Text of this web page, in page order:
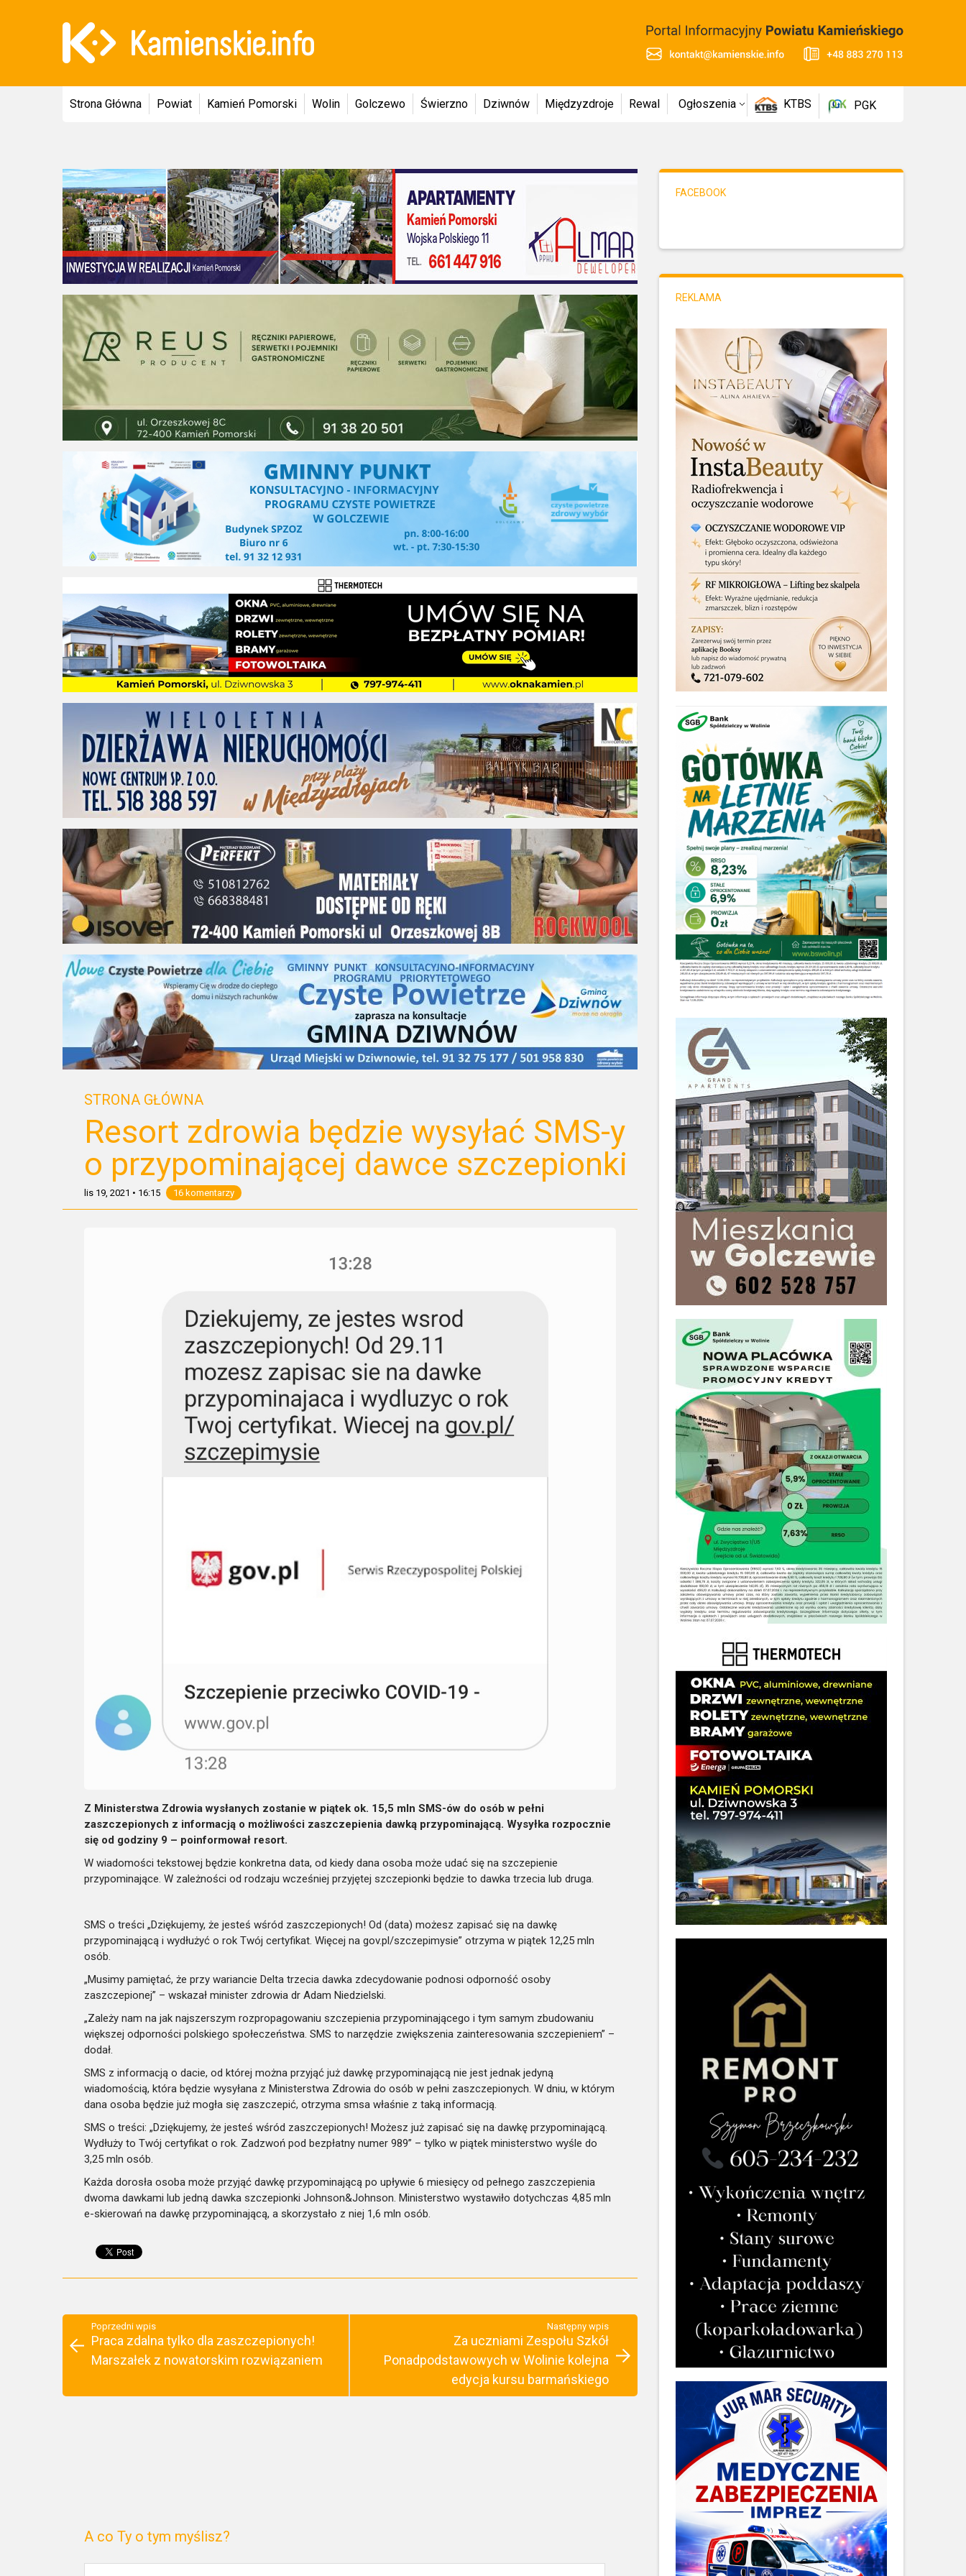
Strona Główna Powiat Kamień Pomorski Wolin Golczewo Świerzno Dziwnów Międzyzdroje Rewal Ogłoszenia KTBS PGK
STRONA GŁÓWNA
Resort zdrowia będzie wysyłać SMS-y
o przypominającej dawce szczepionki
lis 19, 2021 • 16:15 16 komentarzy
Z Ministerstwa Zdrowia wysłanych zostanie w piątek ok. 15,5 mln SMS-ów do osób w pełni
zaszczepionych z informacją o możliwości zaszczepienia dawką przypominającą. Wysyłka rozpocznie
się od godziny 9 – poinformował resort.
W wiadomości tekstowej będzie konkretna data, od kiedy dana osoba może udać się na szczepienie
przypominające. W zależności od rodzaju wcześniej przyjętej szczepionki będzie to dawka trzecia lub druga.
SMS o treści „Dziękujemy, że jesteś wśród zaszczepionych! Od (data) możesz zapisać się na dawkę
przypominającą i wydłużyć o rok Twój certyfikat. Więcej na gov.pl/szczepimysie” otrzyma w piątek 12,25 mln
osób.
„Musimy pamiętać, że przy wariancie Delta trzecia dawka zdecydowanie podnosi odporność osoby
zaszczepionej” – wskazał minister zdrowia dr Adam Niedzielski.
„Zależy nam na jak najszerszym rozpropagowaniu szczepienia przypominającego i tym samym zbudowaniu
większej odporności polskiego społeczeństwa. SMS to narzędzie zwiększenia zainteresowania szczepieniem” –
dodał.
SMS z informacją o dacie, od której można przyjąć już dawkę przypominającą nie jest jednak jedyną
wiadomością, która będzie wysyłana z Ministerstwa Zdrowia do osób w pełni zaszczepionych. W dniu, w którym
dana osoba będzie już mogła się zaszczepić, otrzyma smsa właśnie z taką informacją.
SMS o treści: „Dziękujemy, że jesteś wśród zaszczepionych! Możesz już zapisać się na dawkę przypominającą.
Wydłuży to Twój certyfikat o rok. Zadzwoń pod bezpłatny numer 989” – tylko w piątek ministerstwo wyśle do
3,25 mln osób.
Każda dorosła osoba może przyjąć dawkę przypominającą po upływie 6 miesięcy od pełnego zaszczepienia
dwoma dawkami lub jedną dawka szczepionki Johnson&Johnson. Ministerstwo wystawiło dotychczas 4,85 mln
e-skierowań na dawkę przypominającą, a skorzystało z niej 1,6 mln osób.
Poprzedni wpis
Praca zdalna tylko dla zaszczepionych!
Marszałek z nowatorskim rozwiązaniem
Następny wpis
Za uczniami Zespołu Szkół
Ponadpodstawowych w Wolinie kolejna
edycja kursu barmańskiego
A co Ty o tym myślisz?
FACEBOOK
REKLAMA